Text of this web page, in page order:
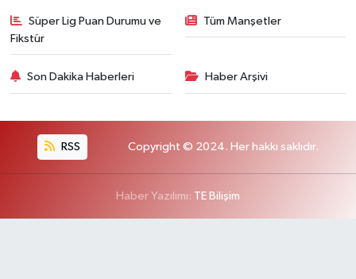
Süper Lig Puan Durumu ve
Fikstür
Tüm Manşetler
Son Dakika Haberleri Haber Arşivi
RSS Copyright © 2024. Her hakkı saklıdır.
Haber Yazılımı: TE Bilişim